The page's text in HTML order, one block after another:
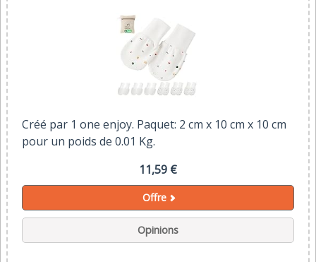
Créé par 1 one enjoy. Paquet: 2 cm x 10 cm x 10 cm
pour un poids de 0.01 Kg.
11,59 €
Offre
Opinions